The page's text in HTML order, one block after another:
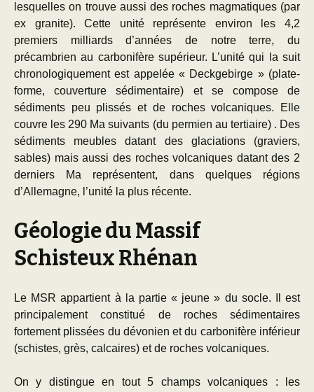
lesquelles on trouve aussi des roches magmatiques (par
ex granite). Cette unité représente environ les 4,2
premiers milliards d’années de notre terre, du
précambrien au carbonifère supérieur. L’unité qui la suit
chronologiquement est appelée « Deckgebirge » (plate-
forme, couverture sédimentaire) et se compose de
sédiments peu plissés et de roches volcaniques. Elle
couvre les 290 Ma suivants (du permien au tertiaire) . Des
sédiments meubles datant des glaciations (graviers,
sables) mais aussi des roches volcaniques datant des 2
derniers Ma représentent, dans quelques régions
d’Allemagne, l’unité la plus récente.
Géologie du Massif
Schisteux Rhénan
Le MSR appartient à la partie « jeune » du socle. Il est
principalement constitué de roches sédimentaires
fortement plissées du dévonien et du carbonifère inférieur
(schistes, grès, calcaires) et de roches volcaniques.
On y distingue en tout 5 champs volcaniques : les